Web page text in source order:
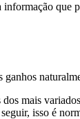
mais
isso é